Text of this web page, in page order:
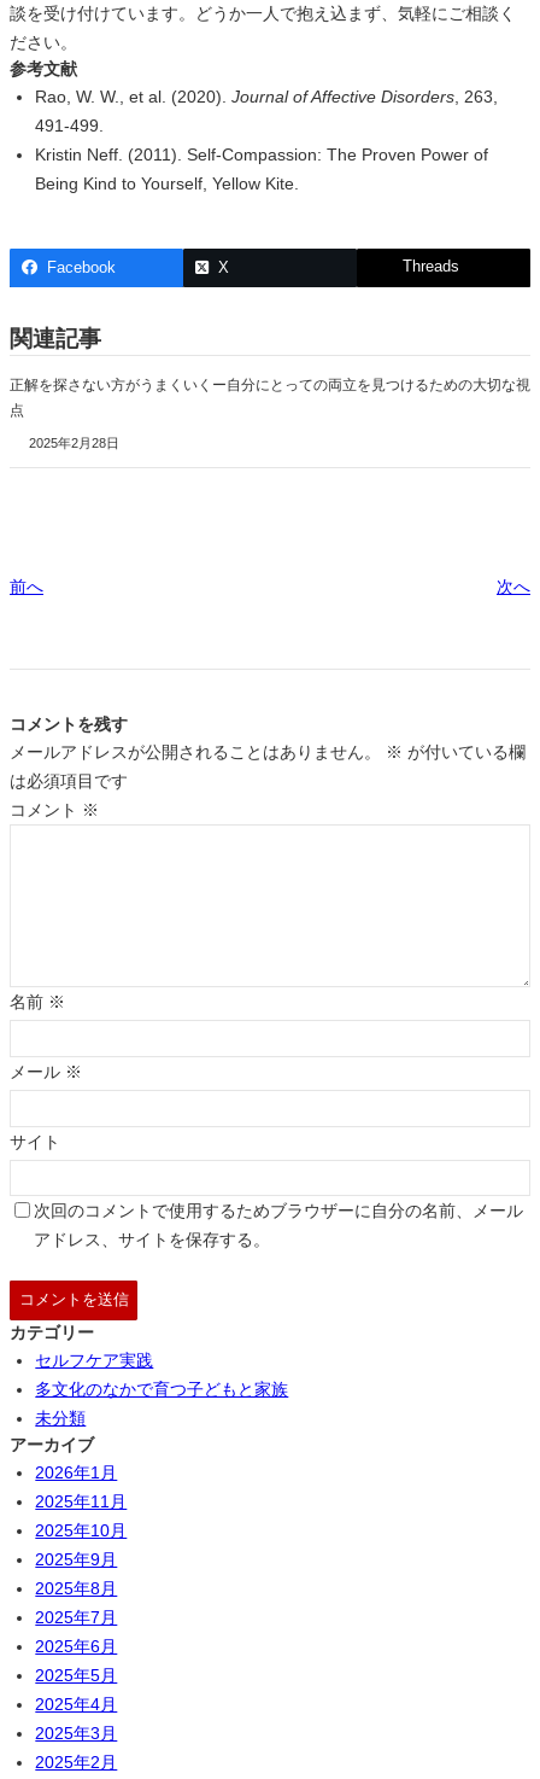
談を受け付けています。どうか一人で抱え込まず、気軽にご相談く
ださい。
参考文献
Rao, W. W., et al. (2020).Journal of Affective Disorders , 263,
491-499.
Kristin Neff. (2011). Self-Compassion: The Proven Power of
Being Kind to Yourself, Yellow Kite.
Facebook X Threads
関連記事
正解を探さない方がうまくいくー自分にとっての両立を見つけるための大切な視
点
2025年2月28日
前へ 次へ
コメントを残す
メールアドレスが公開されることはありません。
※ が付いている欄
は必須項目です
コメント ※
名前 ※
メール ※
サイト
次回のコメントで使用するためブラウザーに自分の名前、メール
アドレス、サイトを保存する。
カテゴリー
セルフケア実践
多文化のなかで育つ子どもと家族
未分類
アーカイブ
2026年1月
2025年11月
2025年10月
2025年9月
2025年8月
2025年7月
2025年6月
2025年5月
2025年4月
2025年3月
2025年2月